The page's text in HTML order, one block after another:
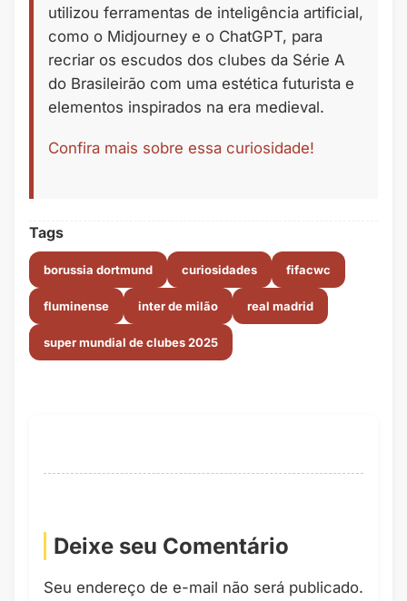
utilizou ferramentas de inteligência artificial,
como o Midjourney e o ChatGPT, para
recriar os escudos dos clubes da Série A
do Brasileirão com uma estética futurista e
elementos inspirados na era medieval.
Confira mais sobre essa curiosidade!
Tags
borussia dortmund curiosidades fifacwc
fluminense inter de milão real madrid
super mundial de clubes 2025
Deixe seu Comentário
Seu endereço de e-mail não será publicado.